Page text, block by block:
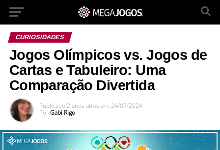
CURIOSIDADES
Jogos Olímpicos vs. Jogos de
Cartas e Tabuleiro: Uma
Comparação Divertida
Publicado2 anos atrás em 24/07/2024
Por Gabi Rigo